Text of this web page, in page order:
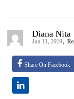
Diana Nita
Jun 11, 2019,
Share On Facebook